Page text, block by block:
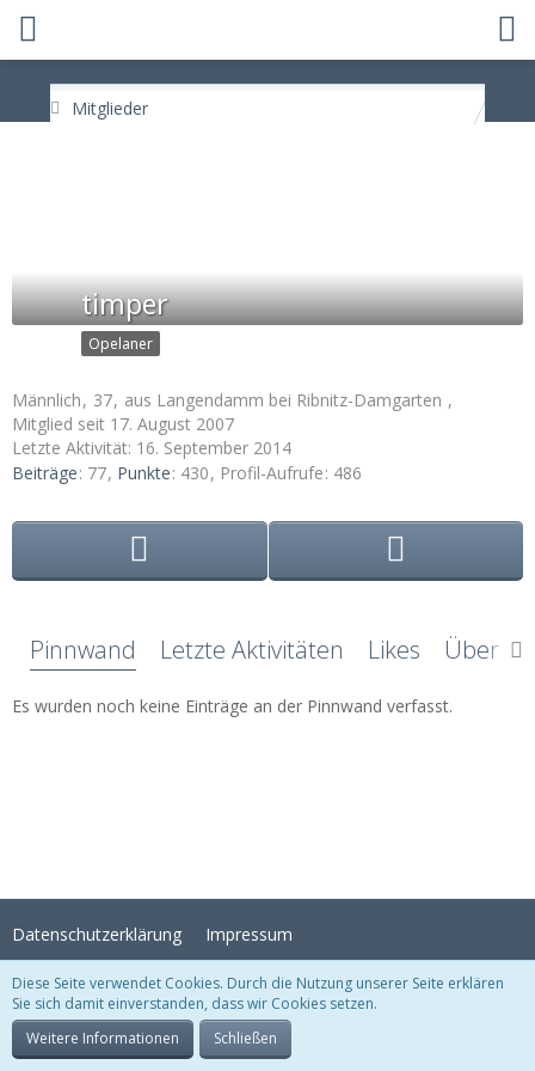
Mitglieder
timper
Opelaner
Männlich 37 aus Langendamm bei Ribnitz-Damgarten
Mitglied seit 17. August 2007
Letzte Aktivität: 16. September 2014
Beiträge 77 Punkte 430 Profil-Aufrufe 486
Pinnwand Letzte Aktivitäten Likes Über
Es wurden noch keine Einträge an der Pinnwand verfasst.
Datenschutzerklärung Impressum
Stil:Crystal Temptation , erstellt vonKittMedia
Community-Software:
Diese Seite verwendet Cookies. Durch die Nutzung unserer Seite erklären
Sie sich damit einverstanden, dass wir Cookies setzen.
Weitere Informationen
Schließen